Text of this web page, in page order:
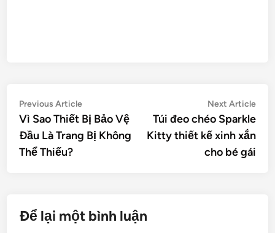
Điều
hướng
bài
viết
Previous ArticlePrevious
article:
Vì Sao Thiết Bị Bảo Vệ
Đầu Là Trang Bị Không
Thể Thiếu?
Next Article
Túi đeo chéo Sparkle
Kitty thiết kế xinh xắn
cho bé gái
Để lại một bình luận